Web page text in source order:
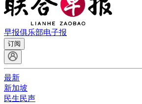
早报俱乐部电子报
订阅
最新
新加坡
民生民声